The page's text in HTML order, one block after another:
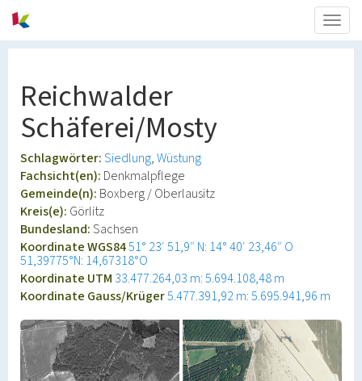
Reichwalder
Schäferei/Mosty
Schlagwörter:Siedlung Wüstung
Fachsicht(en): Denkmalpflege
Gemeinde(n): Boxberg / Oberlausitz
Kreis(e): Görlitz
Bundesland:Sachsen
Koordinate WGS8451° 23′ 51,9″ N: 14° 40′ 23,46″ O
51,39775°N: 14,67318°O
Koordinate UTM 33.477.264,03 m: 5.694.108,48 m
Koordinate Gauss/Krüger5.477.391,92 m: 5.695.941,96 m